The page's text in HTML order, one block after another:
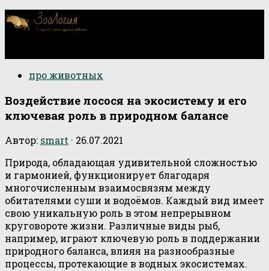
про животных
Воздействие лосося на экосистему и его
ключевая роль в природном балансе
Автор: smart · 26.07.2021
Природа, обладающая удивительной сложностью
и гармонией, функционирует благодаря
многочисленным взаимосвязям между
обитателями суши и водоёмов. Каждый вид имеет
свою уникальную роль в этом непрерывном
круговороте жизни. Различные виды рыб,
например, играют ключевую роль в поддержании
природного баланса, влияя на разнообразные
процессы, протекающие в водных экосистемах.